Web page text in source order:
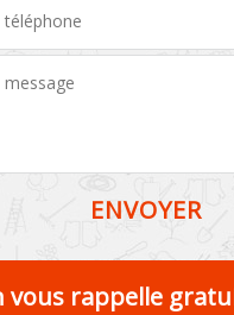
vous rappelle